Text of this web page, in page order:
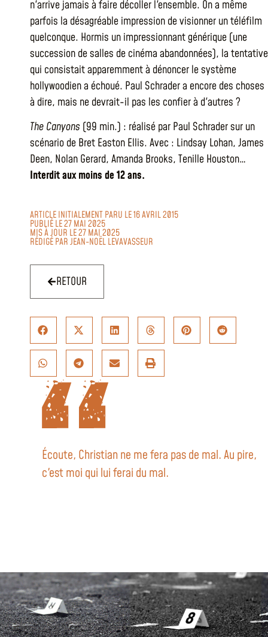
n'arrive jamais à faire décoller l'ensemble. On a même
parfois la désagréable impression de visionner un téléfilm
quelconque. Hormis un impressionnant générique (une
succession de salles de cinéma abandonnées), la tentative
qui consistait apparemment à dénoncer le système
hollywoodien a échoué. Paul Schrader a encore des choses
à dire, mais ne devrait-il pas les confier à d'autres ?
The Canyons (99 min.) : réalisé par Paul Schrader sur un
scénario de Bret Easton Ellis. Avec : Lindsay Lohan, James
Deen, Nolan Gerard, Amanda Brooks, Tenille Houston…
Interdit aux moins de 12 ans.
ARTICLE INITIALEMENT PARU LE 16 AVRIL 2015
PUBLIÉ LE 27 MAI 2025
MIS À JOUR LE 27 MAI 2025
RÉDIGÉ PARJEAN-NOËL LEVAVASSEUR
RETOUR
Écoute, Christian ne me fera pas de mal. Au pire,
c'est moi qui lui ferai du mal.